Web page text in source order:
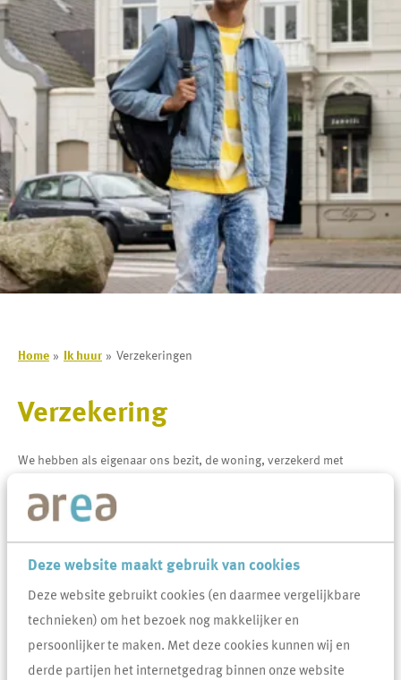
Deze website maakt gebruik van cookies
Deze website gebruikt cookies (en daarmee vergelijkbare
technieken) om het bezoek nog makkelijker en
persoonlijker te maken. Met deze cookies kunnen wij en
derde partijen het internetgedrag binnen onze website
Home Ik huur Verzekeringen
Verzekering
We hebben als eigenaar ons bezit, de woning, verzekerd met
te doen. Wel adviseren wij je dringend jouw eigen spullen goed te
deze spullen behoort ook het huurdersonderhoud (behangen en
sauzen), want dit wordt in geval van calamiteiten niet door onze
verzekering vergoed. Verder is een goede
aansprakelijkheidsverzekering van belang. Ook deze verzekering
moet je zelf regelen.